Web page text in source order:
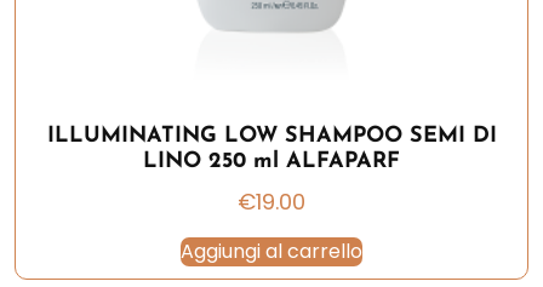
ILLUMINATING LOW SHAMPOO SEMI DI
LINO 250 ml ALFAPARF
€19.00
Aggiungi al carrello